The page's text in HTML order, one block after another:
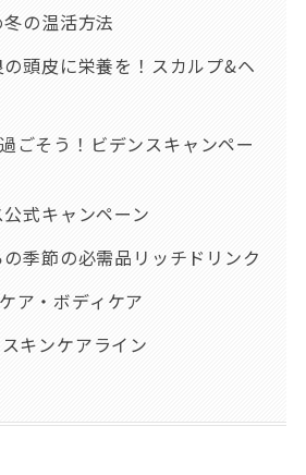
の温活方法
頭皮に栄養を！スカルプ&ヘ
ごそう！ビデンスキャンペー
式キャンペーン
季節の必需品リッチドリンク
ア・ボディケア
キンケアライン